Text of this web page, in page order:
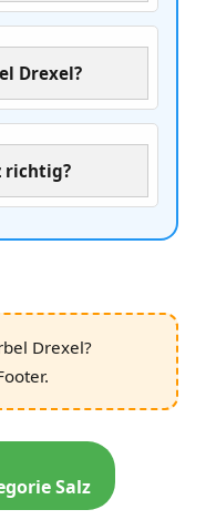
Drexel?
richtig?
Drexel?
Salz